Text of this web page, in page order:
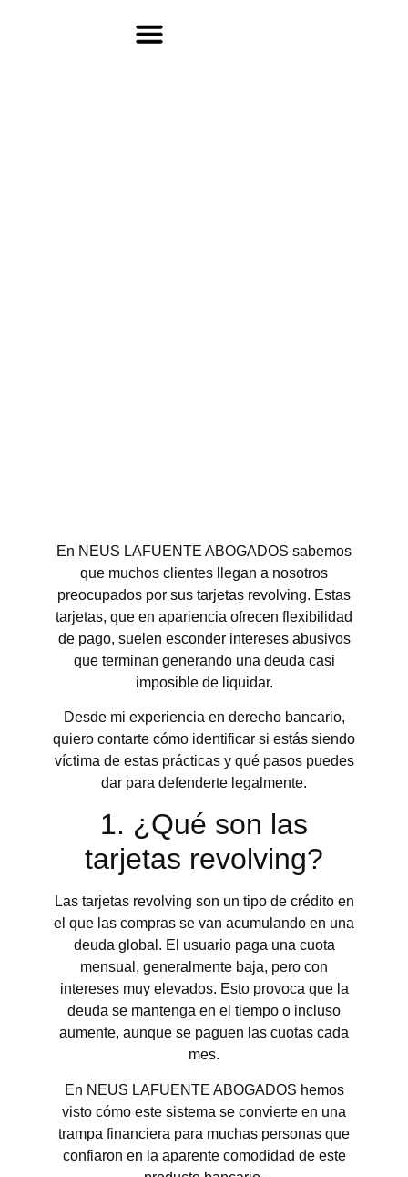
En NEUS LAFUENTE ABOGADOS sabemos
que muchos clientes llegan a nosotros
preocupados por sus tarjetas revolving. Estas
tarjetas, que en apariencia ofrecen flexibilidad
de pago, suelen esconder intereses abusivos
que terminan generando una deuda casi
imposible de liquidar.
Desde mi experiencia en derecho bancario,
quiero contarte cómo identificar si estás siendo
víctima de estas prácticas y qué pasos puedes
dar para defenderte legalmente.
1. ¿Qué son las
tarjetas revolving?
Las tarjetas revolving son un tipo de crédito en
el que las compras se van acumulando en una
deuda global. El usuario paga una cuota
mensual, generalmente baja, pero con
intereses muy elevados. Esto provoca que la
deuda se mantenga en el tiempo o incluso
aumente, aunque se paguen las cuotas cada
mes.
En NEUS LAFUENTE ABOGADOS hemos
visto cómo este sistema se convierte en una
trampa financiera para muchas personas que
confiaron en la aparente comodidad de este